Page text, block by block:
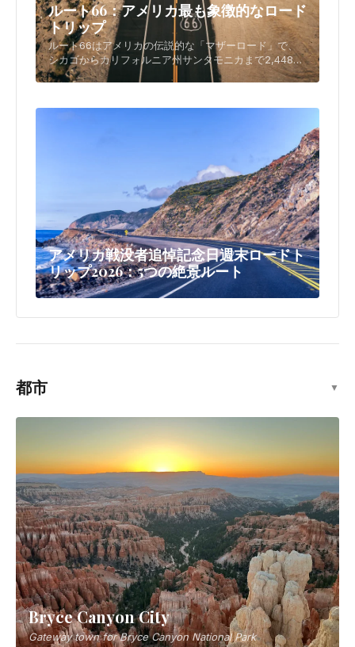
ルート66：アメリカ最も象徴的なロード
トリップ
ルート66はアメリカの伝説的な「マザーロード」で、
シカゴからカリフォルニア州サンタモニカまで2,448マ
イル続く。ヴィンテージアメリカーナ、ネオンサイン、
アメリカ戦没者追悼記念日週末ロードト
リップ2026：5つの絶景ルート
都市 ▼
Bryce Canyon City
Gateway town for Bryce Canyon National Park